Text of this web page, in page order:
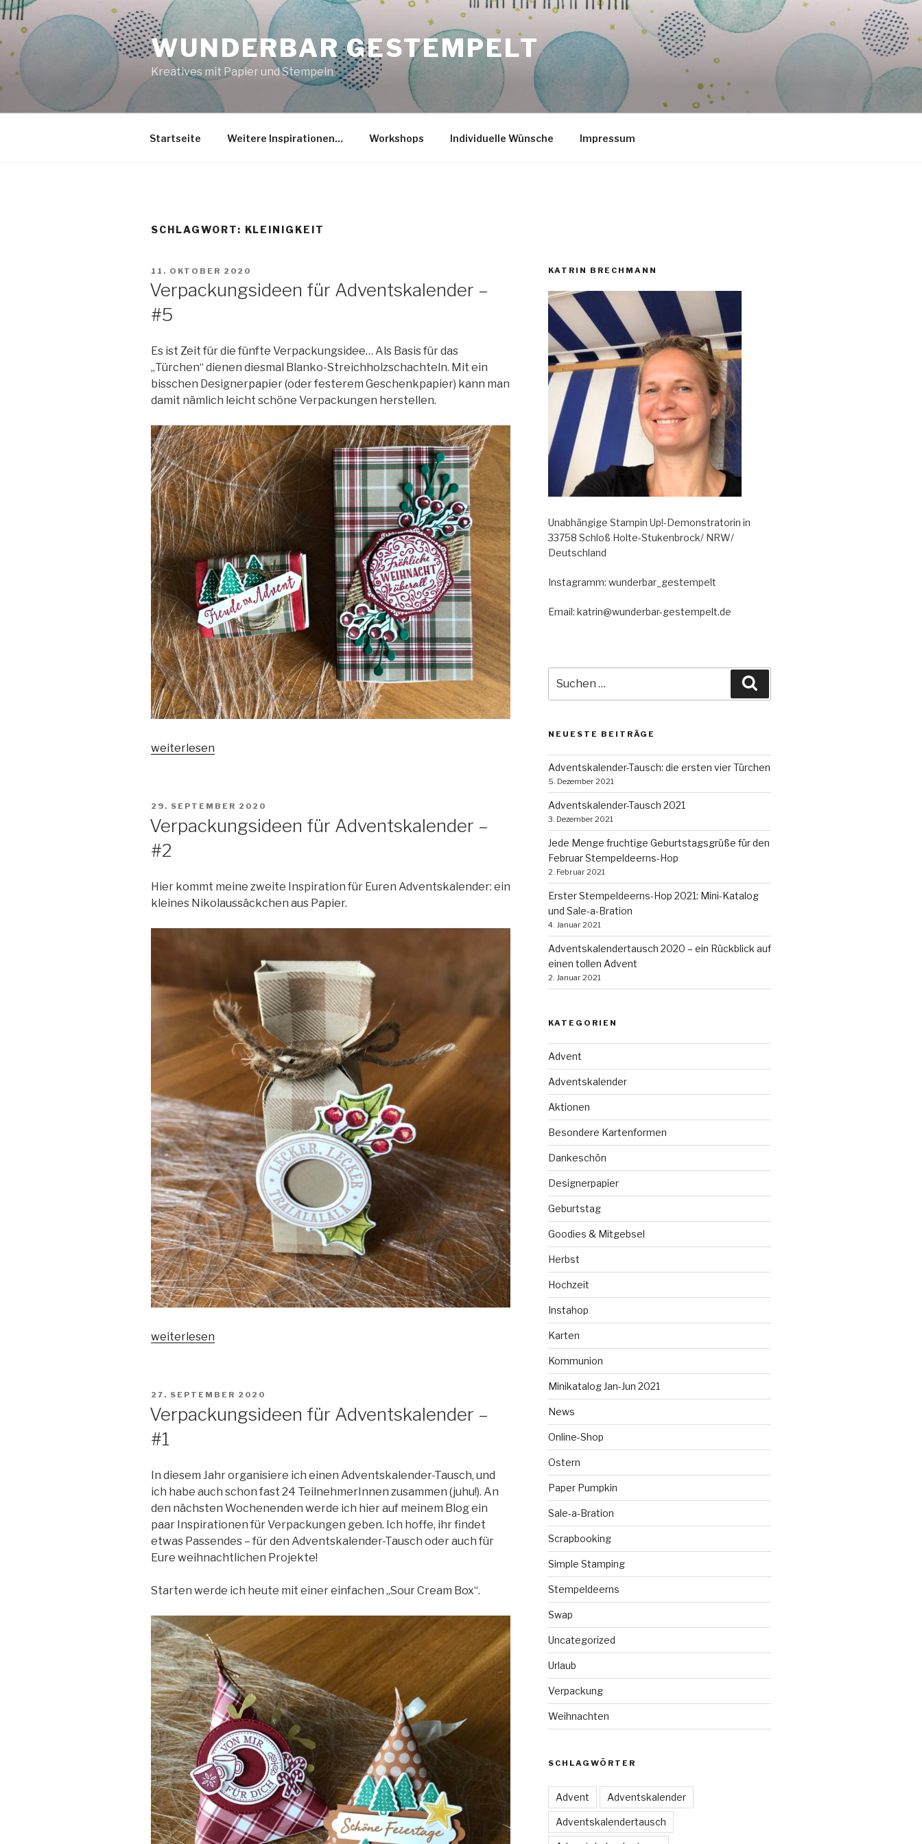
Zum
Inhalt
springen
WUNDERBAR GESTEMPELT
Kreatives mit Papier und Stempeln
Startseite Weitere Inspirationen… Workshops Individuelle Wünsche Impressum
SCHLAGWORT: KLEINIGKEIT
VERÖFFENTLICHT
11. OKTOBER 2020
Verpackungsideen für Adventskalender –
#5
Es ist Zeit für die fünfte Verpackungsidee… Als Basis für das
„Türchen“ dienen diesmal Blanko-Streichholzschachteln. Mit ein
bisschen Designerpapier (oder festerem Geschenkpapier) kann man
damit nämlich leicht schöne Verpackungen herstellen.
„Verpackungsideen
weiterlesen
VERÖFFENTLICHT
29. SEPTEMBER 2020
Verpackungsideen für Adventskalender –
#2
Hier kommt meine zweite Inspiration für Euren Adventskalender: ein
kleines Nikolaussäckchen aus Papier.
„Verpackungsideen
weiterlesen
VERÖFFENTLICHT
27. SEPTEMBER 2020
Verpackungsideen für Adventskalender –
#1
In diesem Jahr organisiere ich einen Adventskalender-Tausch, und
ich habe auch schon fast 24 TeilnehmerInnen zusammen (juhu!). An
den nächsten Wochenenden werde ich hier auf meinem Blog ein
paar Inspirationen für Verpackungen geben. Ich hoffe, ihr findet
etwas Passendes – für den Adventskalender-Tausch oder auch für
Eure weihnachtlichen Projekte!
Starten werde ich heute mit einer einfachen „Sour Cream Box“.
KATRIN BRECHMANN
Unabhängige Stampin Up!-Demonstratorin in
33758 Schloß Holte-Stukenbrock/ NRW/
Deutschland
Instagramm: wunderbar_gestempelt
Email: katrin@wunderbar-gestempelt.de
nach:
NEUESTE BEITRÄGE
Adventskalender-Tausch: die ersten vier Türchen
5. Dezember 2021
Adventskalender-Tausch 2021
3. Dezember 2021
Jede Menge fruchtige Geburtstagsgrüße für den
Februar Stempeldeerns-Hop
2. Februar 2021
Erster Stempeldeerns-Hop 2021: Mini-Katalog
und Sale-a-Bration
4. Januar 2021
Adventskalendertausch 2020 – ein Rückblick auf
einen tollen Advent
2. Januar 2021
KATEGORIEN
Advent
Adventskalender
Aktionen
Besondere Kartenformen
Dankeschön
Designerpapier
Geburtstag
Goodies & Mitgebsel
Herbst
Hochzeit
Instahop
Karten
Kommunion
Minikatalog Jan-Jun 2021
News
Online-Shop
Ostern
Paper Pumpkin
Sale-a-Bration
Scrapbooking
Simple Stamping
Stempeldeerns
Swap
Uncategorized
Urlaub
Verpackung
Weihnachten
SCHLAGWÖRTER
Advent Adventskalender
Adventskalendertausch